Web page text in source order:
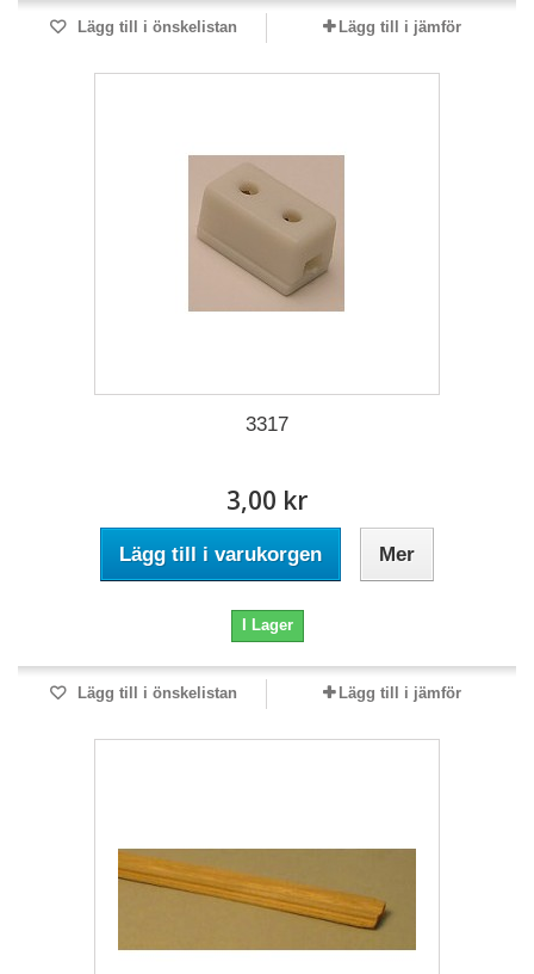
Lägg till i önskelistan Lägg till i jämför
3317
3,00 kr
Lägg till i varukorgen Mer
I Lager
Lägg till i önskelistan Lägg till i jämför